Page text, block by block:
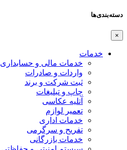
دسته‌بندی‌ها
×
خدمات
خدمات مالی و حسابداری
واردات و صادرات
ثبت شرکت و برند
چاپ و تبلیغات
آتلیه عکاسی
تعمیر لوازم
خدمات اداری
تفریح و سرگرمی
خدمات بازرگانی